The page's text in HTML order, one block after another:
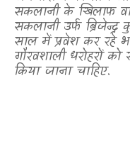
सकलानी के खिलाफ
सकलानी उर्फ
साल में प्रवेश कर रहे
गौरवशाली धरोहरों
किया जाना चाहिए.